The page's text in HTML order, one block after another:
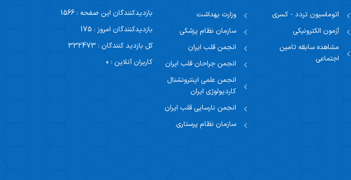
اتوماسیون تردد - کسری
آزمون الکترونیکی
مشاهده سابقه تامین
اجتماعی
وزارت بهداشت
سازمان نظام پزشکی
انجمن قلب ایران
انجمن جراحان قلب ایران
انجمن علمی اینترونشنال
کاردیولوژی ایران
انجمن نارسایی قلب ایران
سازمان نظام پرستاری
بازدیدکنندگان این صفحه : 1566
بازدیدکنندگان امروز : 175
کل بازدید کنندگان : 332473
کاربران آنلاین : 0